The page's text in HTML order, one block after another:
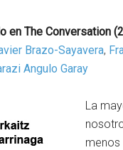
en The Conversation
Brazo-Sayavera,
Angulo Garay
La
menos